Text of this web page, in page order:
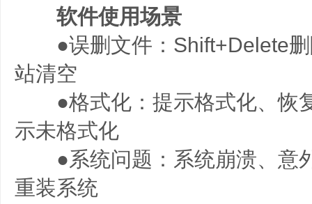
软件使用场景
●误删文件：Shift+Delete删
站清空
●格式化：提示格式化、恢
示未格式化
●系统问题：系统崩溃、意
重装系统